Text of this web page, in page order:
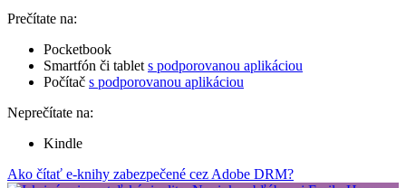
Prečítate na:
Pocketbook
Smartfón či tablet s podporovanou aplikáciou
Počítač s podporovanou aplikáciou
Neprečítate na:
Kindle
Ako čítať e-knihy zabezpečené cez Adobe DRM?